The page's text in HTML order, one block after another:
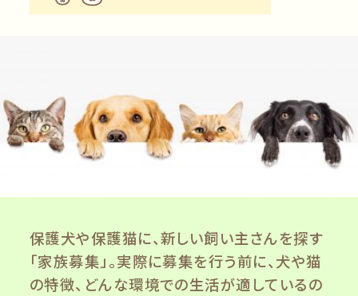
保護犬や保護猫に、新しい飼い主さんを探す
「家族募集」。実際に募集を行う前に、犬や猫
の特徴、どんな環境での生活が適しているの